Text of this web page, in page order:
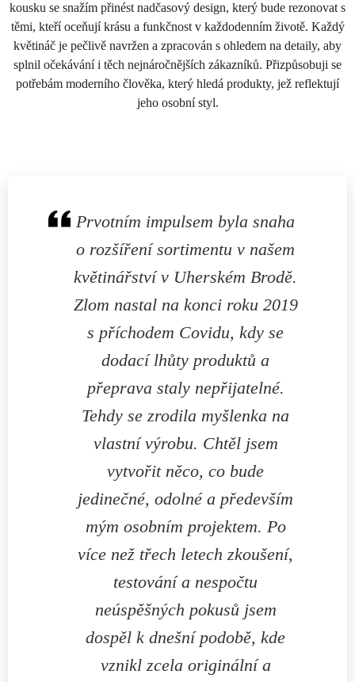
kousku se snažím přinést nadčasový design, který bude rezonovat s
těmi, kteří oceňují krásu a funkčnost v každodenním životě. Každý
květináč je pečlivě navržen a zpracován s ohledem na detaily, aby
splnil očekávání i těch nejnáročnějších zákazníků. Přizpůsobuji se
potřebám moderního člověka, který hledá produkty, jež reflektují
jeho osobní styl.
Prvotním impulsem byla snaha
o rozšíření sortimentu v našem
květinářství v Uherském Brodě.
Zlom nastal na konci roku 2019
s příchodem Covidu, kdy se
dodací lhůty produktů a
přeprava staly nepřijatelné.
Tehdy se zrodila myšlenka na
vlastní výrobu. Chtěl jsem
vytvořit něco, co bude
jedinečné, odolné a především
mým osobním projektem. Po
více než třech letech zkoušení,
testování a nespočtu
neúspěšných pokusů jsem
dospěl k dnešní podobě, kde
vznikl zcela originální a